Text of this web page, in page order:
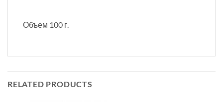
Объем 100 г.
RELATED PRODUCTS